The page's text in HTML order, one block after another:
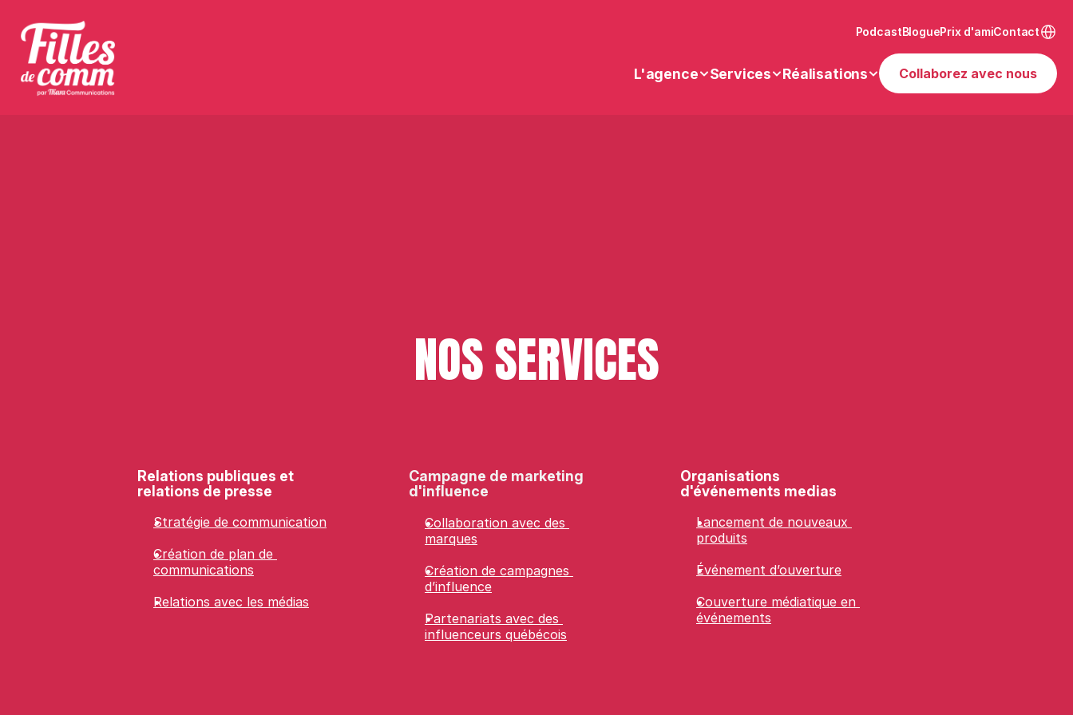
PodcastBloguePrix d'amiContact Select
L'agence Services Réalisations Collaborez avec nous
NOS SERVICES
Relations publiques et
relations de presse
Stratégie de communication
Création de plan de
communications
Relations avec les médias
Campagne de marketing
d'influence
Collaboration avec des
marques
Création de campagnes
d’influence
Partenariats avec des
influenceurs québécois
Organisations
d'événements medias
Lancement de nouveaux
produits
Événement d’ouverture
Couverture médiatique en
événements